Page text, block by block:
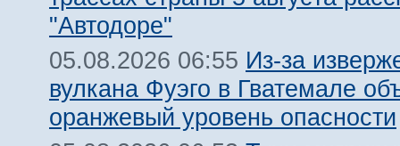
"Автодоре"
05.08.2026 06:55 Из-за
вулкана Фуэго в Гватемале
оранжевый уровень опасности